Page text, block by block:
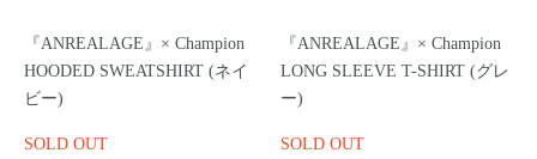
『ANREALAGE』× Champion
HOODED SWEATSHIRT (ネイ
ビー)
SOLD OUT
『ANREALAGE』× Champion
LONG SLEEVE T-SHIRT (グレ
ー)
SOLD OUT